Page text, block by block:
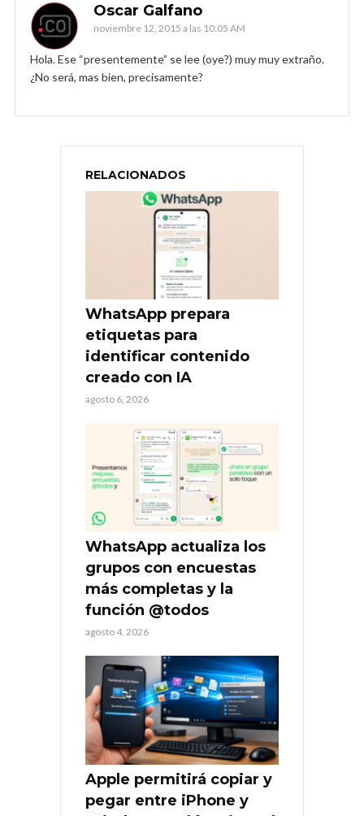
Oscar Galfano
noviembre 12, 2015 a las 10:05 AM
Hola. Ese “presentemente” se lee (oye?) muy muy extraño.
¿No será, mas bien, precisamente?
RELACIONADOS
WhatsApp prepara
etiquetas para
identificar contenido
creado con IA
agosto 6, 2026
WhatsApp actualiza los
grupos con encuestas
más completas y la
función @todos
agosto 4, 2026
Apple permitirá copiar y
pegar entre iPhone y